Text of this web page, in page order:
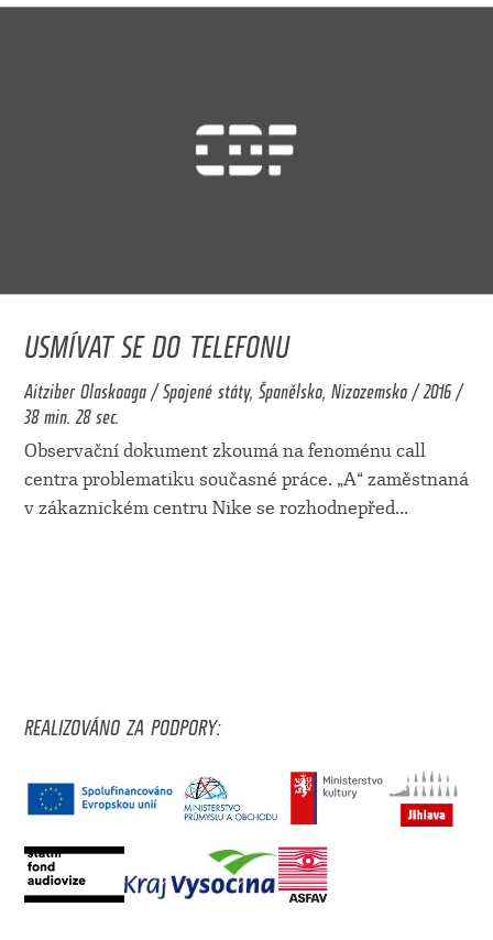
USMÍVAT SE DO TELEFONU
Aitziber Olaskoaga / Spojené státy, Španělsko, Nizozemsko / 2016 /
38 min. 28 sec.
Observační dokument zkoumá na fenoménu call
centra problematiku současné práce. „A“ zaměstnaná
v zákaznickém centru Nike se rozhodnepřed...
REALIZOVÁNO ZA PODPORY: